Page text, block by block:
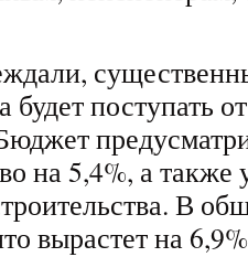
будет поступать
на 5,4%, а также
В
вырастет на